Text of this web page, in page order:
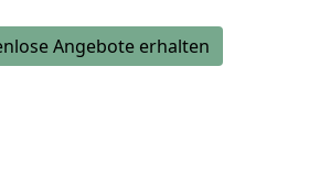
Angebote erhalten